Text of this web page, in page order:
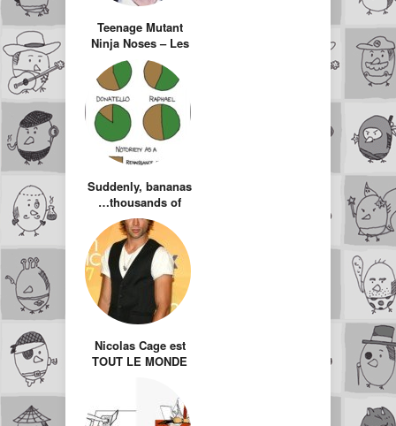
Teenage Mutant
Ninja Noses – Les
Tortues Ninja sur
le nez
Suddenly, bananas
…thousands of
them!
Nicolas Cage est
TOUT LE MONDE